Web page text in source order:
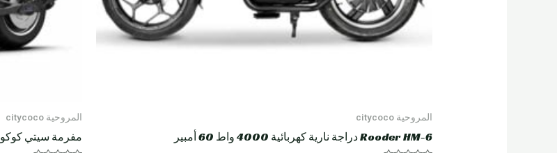
المروحية citycoco
Rooder HM-6 دراجة نارية كهربائية 4000 واط 60 أمبير
المروحية citycoco
مفرمة سيتي كوكو HM8 Rooder 3000 واط 40 أمبير